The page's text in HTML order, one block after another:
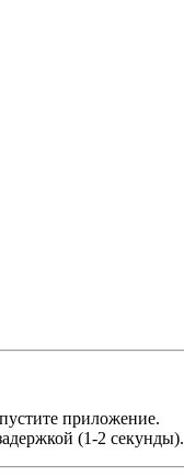
приложение.
(1-2 секунды).